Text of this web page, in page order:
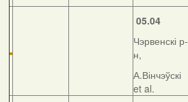
05.04
Чэрвенскі р-
н,
А.Вінчэўскі
et al.